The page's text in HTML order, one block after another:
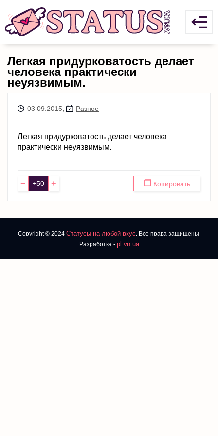
Легкая придурковатость делает
человека практически
неуязвимым.
03.09.2015 Разное
Легкая придурковатость делает человека
практически неуязвимым.
− + ❐ Копировать
Copyright © 2024 Статусы на любой вкус. Все права защищены.
Разработка - pl.vn.ua